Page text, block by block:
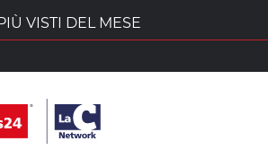
VISTI DEL MESE